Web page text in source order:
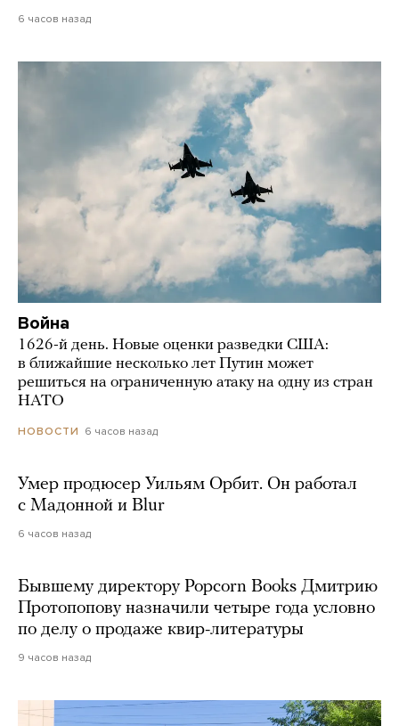
6 часов назад
Война
1626-й день. Новые оценки разведки США:
в ближайшие несколько лет Путин может
решиться на ограниченную атаку на одну из стран
НАТО
НОВОСТИ 6 часов назад
Умер продюсер Уильям Орбит. Он работал
с Мадонной и Blur
6 часов назад
Бывшему директору Popcorn Books Дмитрию
Протопопову назначили четыре года условно
по делу о продаже квир-литературы
9 часов назад